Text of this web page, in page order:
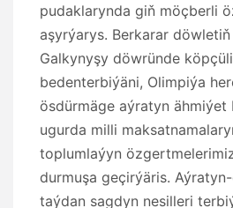
pudaklarynda giň möçberli
aşyrýarys. Berkarar
Galkynyşy döwründe
bedenterbiýäni, Olimpiýa
ösdürmäge aýratyn ähmiýet
ugurda milli
toplumlaýyn
durmuşa geçirýäris.
taýdan sagdyn nesilleri